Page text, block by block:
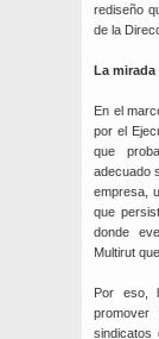
rediseño
de la
La
En el
por el
que
adecuado
empresa,
que
donde
Multirut
Por eso,
sindicatos